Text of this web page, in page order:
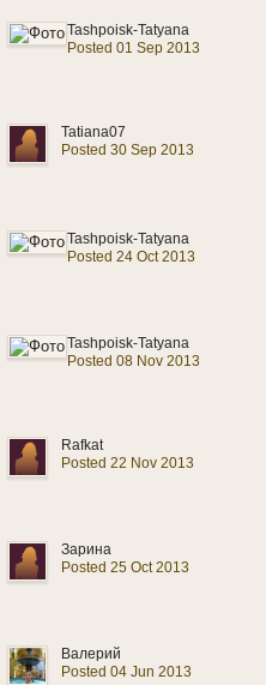
Tashpoisk-Tatyana
Posted 01 Sep 2013
Tatiana07
Posted 30 Sep 2013
Tashpoisk-Tatyana
Posted 24 Oct 2013
Tashpoisk-Tatyana
Posted 08 Nov 2013
Rafkat
Posted 22 Nov 2013
Зарина
Posted 25 Oct 2013
Валерий
Posted 04 Jun 2013